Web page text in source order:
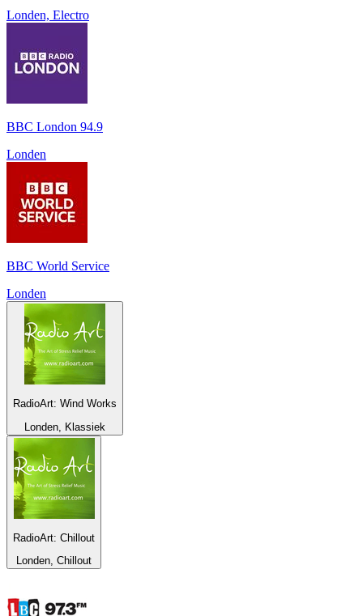
Londen, Electro
BBC London 94.9
Londen
BBC World Service
Londen
RadioArt: Wind Works
Londen, Klassiek
RadioArt: Chillout
Londen, Chillout